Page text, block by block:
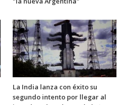
La India lanza con éxito su
segundo intento por llegar al